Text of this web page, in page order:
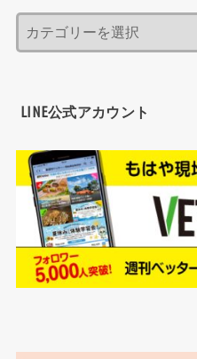
LINE公式アカウント